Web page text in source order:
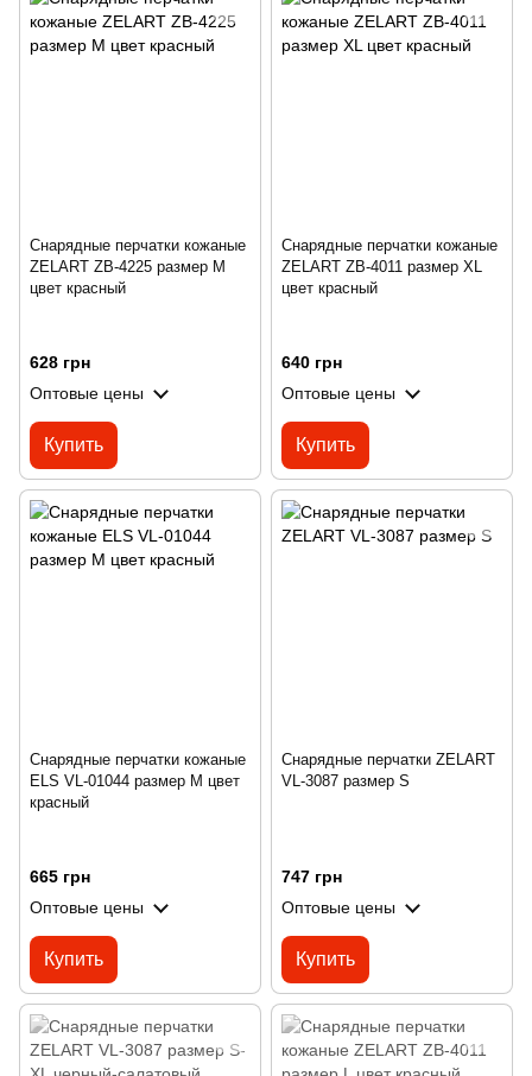
Снарядные перчатки кожаные
ZELART ZB-4225 размер M
цвет красный
628 грн
Оптовые цены
Купить
Снарядные перчатки кожаные
ZELART ZB-4011 размер XL
цвет красный
640 грн
Оптовые цены
Купить
Снарядные перчатки кожаные
ELS VL-01044 размер M цвет
красный
665 грн
Оптовые цены
Купить
Снарядные перчатки ZELART
VL-3087 размер S
747 грн
Оптовые цены
Купить